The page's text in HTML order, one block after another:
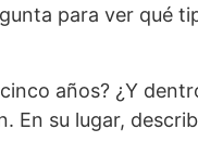
para ver qué
años? ¿Y
En su lugar,